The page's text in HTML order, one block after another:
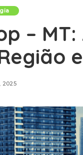
–
2025